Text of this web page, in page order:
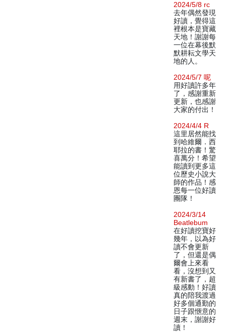
2024/5/8 rc
去年偶然發現
好讀，覺得這
裡根本是寶藏
天地！謝謝每
一位在幕後默
默耕耘文學天
地的人。
2024/5/7 呢
用好讀許多年
了，感謝重新
更新，也感謝
大家的付出！
2024/4/4 R
這里居然能找
到哈維爾．西
耶拉的書！驚
喜萬分！希望
能讀到更多這
位歷史小說大
師的作品！感
恩每一位好讀
團隊！
2024/3/14
Beatlebum
在好讀挖寶好
幾年，以為好
讀不會更新
了，但還是偶
爾會上來看
看，沒想到又
有新書了，超
級感動！好讀
真的陪我渡過
好多個通勤的
日子跟愜意的
週末，謝謝好
讀！